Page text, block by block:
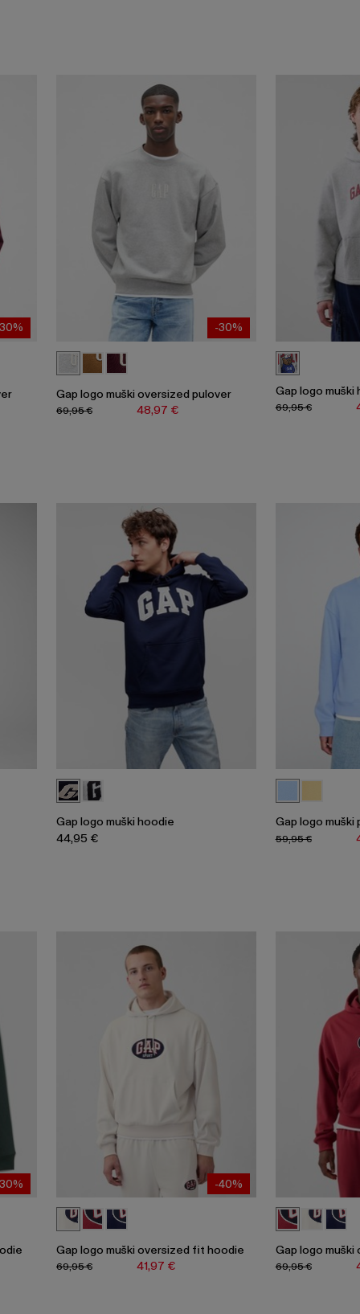
-30%
Gap logo muški oversized pulover
48,97 €
69,95 €
Gap logo muški
69,95 €
Gap logo muški hoodie
44,95 €
Gap logo muški
59,95 €
-40%
Gap logo muški oversized fit hoodie
41,97 €
69,95 €
Gap logo
69,95 €